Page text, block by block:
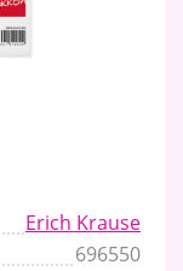
Erich Krause
696550